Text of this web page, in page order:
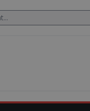
pak si na ulici